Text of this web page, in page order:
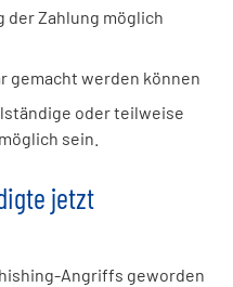
der Zahlung möglich
gemacht werden können
oder teilweise
sein.
jetzt
Angriffs geworden